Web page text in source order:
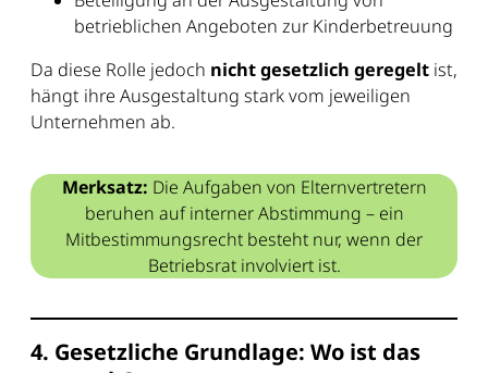
betrieblichen Angeboten zur Kinderbetreuung
Da diese Rolle jedoch nicht gesetzlich geregelt ist,
hängt ihre Ausgestaltung stark vom jeweiligen
Unternehmen ab.
Merksatz: Die Aufgaben von Elternvertretern
beruhen auf interner Abstimmung – ein
Mitbestimmungsrecht besteht nur, wenn der
Betriebsrat involviert ist.
4. Gesetzliche Grundlage: Wo ist das